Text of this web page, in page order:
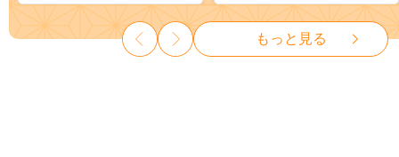
ット ぶどう ブドウ 葡萄 大粒
種なし 先行予約 富士川町
10000円 一万円 9000円 九千円
も 先行予約 送料無料 果物 岡
山県 笠岡市 清水白桃 白鳳 白
麗 クール便---
kasaoka_zsy_419_100---
もっと見る